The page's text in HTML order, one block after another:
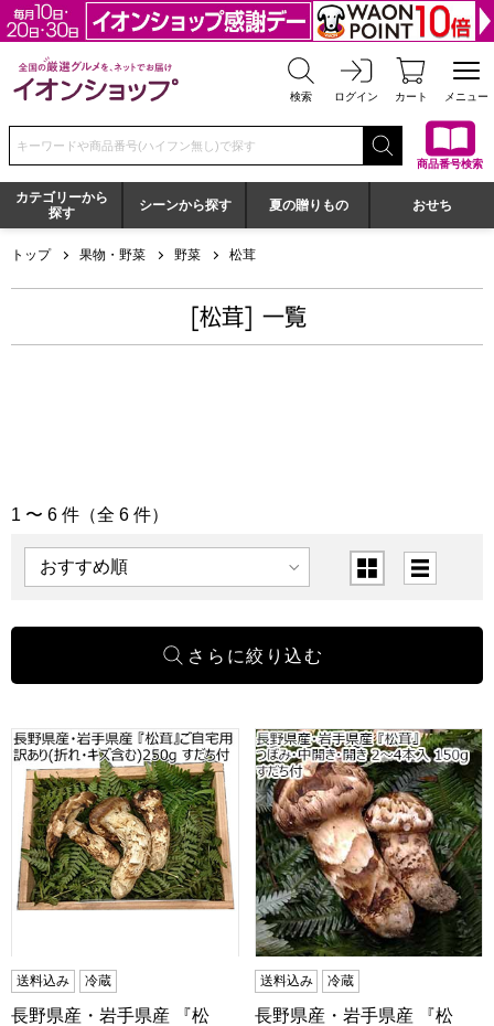
全国の厳選グルメを、ネットでお届け イオンショップ
検索 ログイン カート メニュー
検索キーワードまたは商品番号を入力してください
商品番号検索
カテゴリーから
探す
シーンから探す 夏の贈りもの おせち
トップ 果物・野菜 野菜 松茸
[松茸] 一覧
「松茸」の商品一覧
1 〜 6 件（全 6 件）
表示順 表示切替
長野県産・岩手県産 『松茸』ご自宅用 訳あり(折れ・キズ
送料込み 冷蔵
長野県産・岩手県産 『松
長野県産・岩手県産 『松茸
送料込み 冷蔵
長野県産・岩手県産 『松